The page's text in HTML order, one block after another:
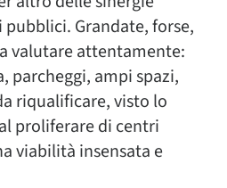
Grandate, forse,
valutare attentamente:
parcheggi, ampi spazi,
riqualificare, visto lo
proliferare di centri
viabilità insensata e